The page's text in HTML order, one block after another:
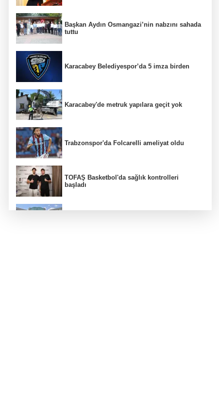
Başkan Aydın Osmangazi’nin nabzını sahada
tuttu
Karacabey Belediyespor’da 5 imza birden
Karacabey'de metruk yapılara geçit yok
Trabzonspor'da Folcarelli ameliyat oldu
TOFAŞ Basketbol'da sağlık kontrolleri
başladı